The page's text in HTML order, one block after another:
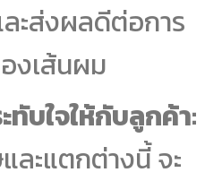
ะส่งผลดีต่อการ
งเส้นผม
ทับใจให้กับลูกค้า:
ละแตกต่างนี้ จะ